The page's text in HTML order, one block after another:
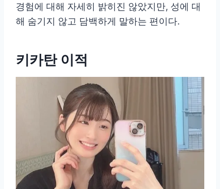
경험에 대해 자세히 밝히진 않았지만, 성에 대
해 숨기지 않고 담백하게 말하는 편이다.
키카탄 이적